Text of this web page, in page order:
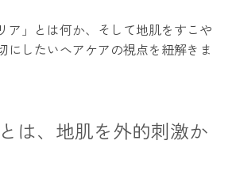
ア」とは何か、そして地肌をすこや
にしたいヘアケアの視点を紐解きま
とは、地肌を外的刺激か